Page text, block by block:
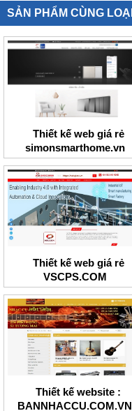
SẢN PHẨM CÙNG LOẠI
Thiết kế web giá rẻ
simonsmarthome.vn
Thiết kế web giá rẻ
VSCPS.COM
Thiết kế website :
BANNHACCU.COM.VN